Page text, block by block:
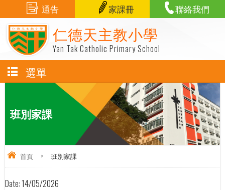
仁德天主教小學
Yan Tak Catholic Primary School
通告 家課冊 聯絡我們
選單
班別家課
首頁 > 班別家課
Date:14/05/2026